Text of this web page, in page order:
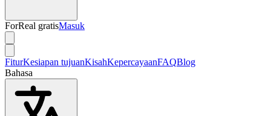
ForReal gratisMasuk
FiturKesiapan tujuanKisahKepercayaanFAQBlog
Bahasa